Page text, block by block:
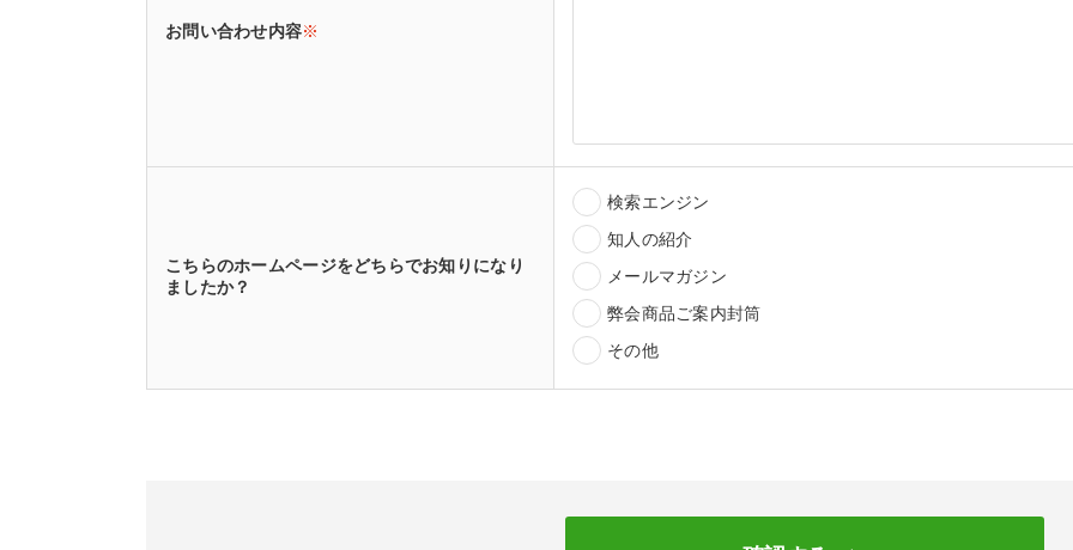
お問い合わせ内容※
こちらのホームページをどちらでお知りになり
ましたか？
検索エンジン
知人の紹介
メールマガジン
弊会商品ご案内封筒
その他